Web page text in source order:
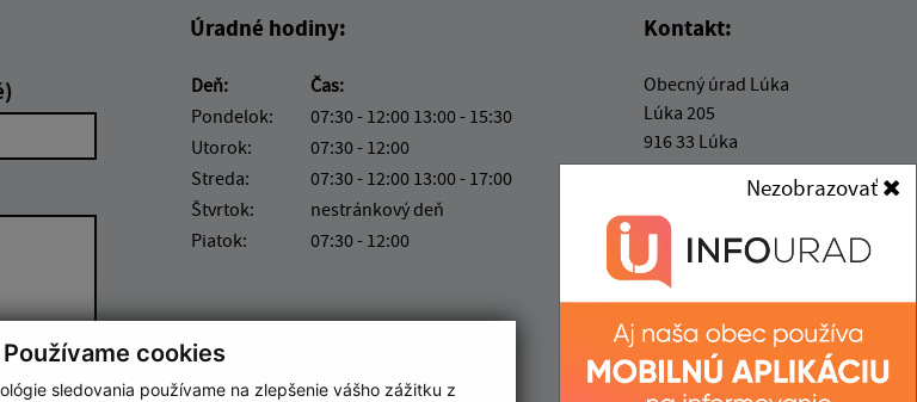
Používame cookies
sledovania používame na zlepšenie vášho zážitku z
Úradné hodiny:
Deň:
Čas:
Pondelok:
07:30 - 12:00 13:00 - 15:30
Utorok:
07:30 - 12:00
Streda:
07:30 - 12:00 13:00 - 17:00
Štvrtok:
nestránkový deň
Piatok:
07:30 - 12:00
Kontakt:
Obecný úrad Lúka
Lúka 205
916 33 Lúka
kancelaria@obecluka.sk
+421 337 730 566
IČO: 00311758
Nezobrazovať